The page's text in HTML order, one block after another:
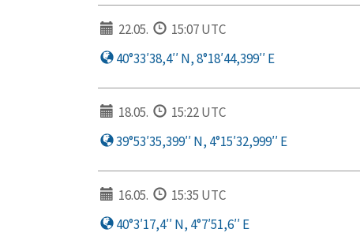
22.05.
15:07 UTC
40°33′38,4′′ N, 8°18′44,399′′ E
18.05.
15:22 UTC
39°53′35,399′′ N, 4°15′32,999′′ E
16.05.
15:35 UTC
40°3′17,4′′ N, 4°7′51,6′′ E